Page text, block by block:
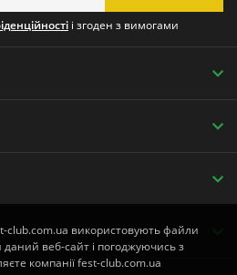
і згоден з вимогами
club.com.ua використовують файли
веб-сайт і погоджуючись з
компанії fest-club.com.ua